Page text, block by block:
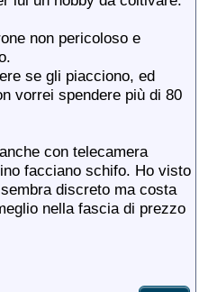
non pericoloso e
se gli piacciono, ed
vorrei spendere più di 80
con telecamera
facciano schifo. Ho visto
discreto ma costa
nella fascia di prezzo